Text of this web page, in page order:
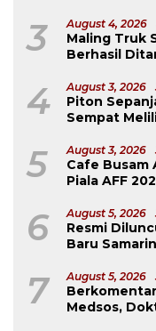
3 August 4, 2026
Maling Truk
Berhasil
4 August 3, 2026
Piton
Sempat
5 August 3, 2026
Cafe Busam
Piala AFF
6 August 5, 2026
Resmi
Baru
7 August 5, 2026
Medsos,